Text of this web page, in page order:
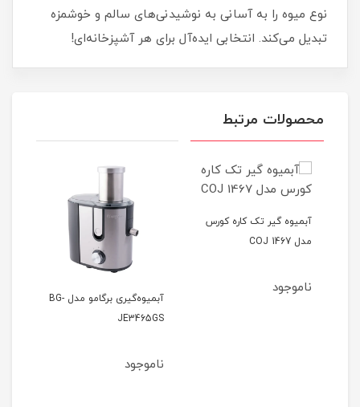
نوع میوه را به آسانی به نوشیدنی‌های سالم و خوشمزه
تبدیل می‌کند. انتخابی ایده‌آل برای هر آشپزخانه‌ای!
محصولات مرتبط
آبمیوه گیر تک‌ کاره کورس
مدل COJ 1467
ناموجود
آبمیوه‌گیری برگامو مدل BG-
JE3465GS
ناموجود